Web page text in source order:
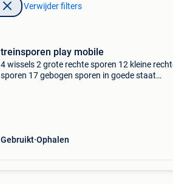
Verwijder filters
treinsporen play mobile
4 wissels 2 grote rechte sporen 12 kleine
sporen 17 gebogen sporen in goede staat
Gebruikt Ophalen